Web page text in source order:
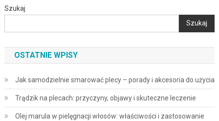
Szukaj
Szukaj
OSTATNIE WPISY
Jak samodzielnie smarować plecy – porady i akcesoria do użycia
Trądzik na plecach: przyczyny, objawy i skuteczne leczenie
Olej marula w pielęgnacji włosów: właściwości i zastosowanie